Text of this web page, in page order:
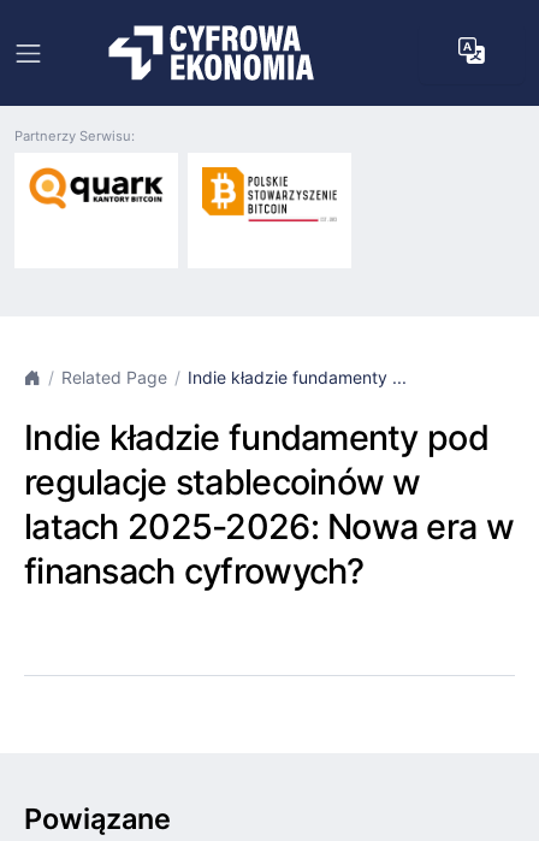
Partnerzy Serwisu:
Related Page Indie kładzie fundamenty ...
Indie kładzie fundamenty pod
regulacje stablecoinów w
latach 2025-2026: Nowa era w
finansach cyfrowych?
Powiązane